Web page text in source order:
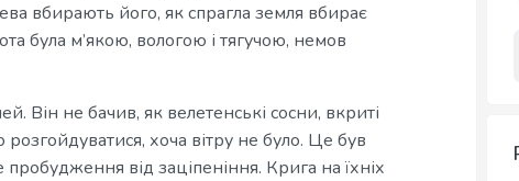
вбирають його, як спрагла земля вбирає
була м’якою, вологою і тягучою, немов
Він не бачив, як велетенські сосни, вкриті
хоча вітру не було. Це був
від заціпеніння. Крига на їхніх